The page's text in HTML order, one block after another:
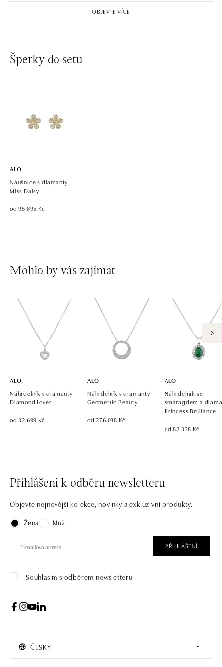
Einsteinova 18, 851 01 Bratislava
Ivanská cesta 16, 821 04 Bratislava
ALO diamonds OC Eurovea, Bratislava
Pribinova 8, 811 09 Bratislava
OBJEVTE VÍCE
Šperky do setu
ALO
Náušnice s diamanty
Miss Daisy
od 95 895 Kč
Mohlo by vás zajímat
ALO
Náhrdelník s diamanty
Diamond Lover
od 32 699 Kč
ALO
Náhrdelník s diamanty
Geometric Beauty
od 276 088 Kč
ALO
Náhrdelník se
smaragdem a
Princess Brilliance
od 82 338 Kč
Přihlášení k odběru newsletteru
Objevte nejnovější kolekce, novinky a exkluzivní produkty.
Žena
Muž
PŘIHLÁŠENÍ
Souhlasím s odběrem newsletteru
ČESKY